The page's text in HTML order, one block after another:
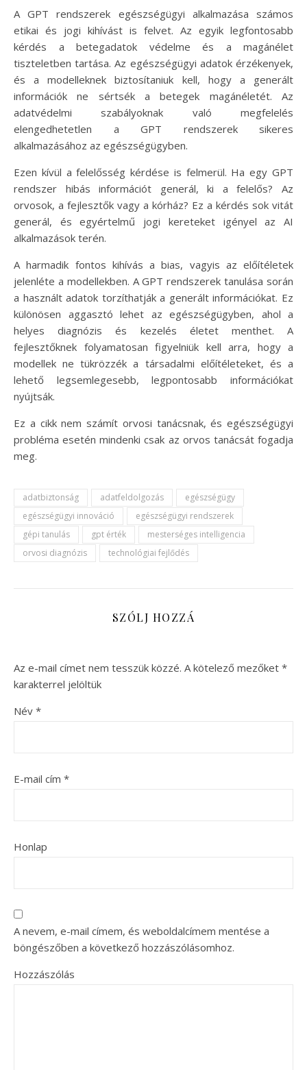
A GPT rendszerek egészségügyi alkalmazása számos
etikai és jogi kihívást is felvet. Az egyik legfontosabb
kérdés a betegadatok védelme és a magánélet
tiszteletben tartása. Az egészségügyi adatok érzékenyek,
és a modelleknek biztosítaniuk kell, hogy a generált
információk ne sértsék a betegek magánéletét. Az
adatvédelmi szabályoknak való megfelelés
elengedhetetlen a GPT rendszerek sikeres
alkalmazásához az egészségügyben.
Ezen kívül a felelősség kérdése is felmerül. Ha egy GPT
rendszer hibás információt generál, ki a felelős? Az
orvosok, a fejlesztők vagy a kórház? Ez a kérdés sok vitát
generál, és egyértelmű jogi kereteket igényel az AI
alkalmazások terén.
A harmadik fontos kihívás a bias, vagyis az előítéletek
jelenléte a modellekben. A GPT rendszerek tanulása során
a használt adatok torzíthatják a generált információkat. Ez
különösen aggasztó lehet az egészségügyben, ahol a
helyes diagnózis és kezelés életet menthet. A
fejlesztőknek folyamatosan figyelniük kell arra, hogy a
modellek ne tükrözzék a társadalmi előítéleteket, és a
lehető legsemlegesebb, legpontosabb információkat
nyújtsák.
Ez a cikk nem számít orvosi tanácsnak, és egészségügyi
probléma esetén mindenki csak az orvos tanácsát fogadja
meg.
adatbiztonság adatfeldolgozás
egészségügy
egészségügyi innováció
egészségügyi rendszerek
gépi tanulás
gpt érték
mesterséges intelligencia
orvosi diagnózis
technológiai fejlődés
SZÓLJ HOZZÁ
Az e-mail címet nem tesszük közzé. A kötelező mezőket *
karakterrel jelöltük
Név *
E-mail cím *
Honlap
A nevem, e-mail címem, és weboldalcímem mentése a
böngészőben a következő hozzászólásomhoz.
Hozzászólás